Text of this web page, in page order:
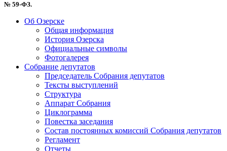
№ 59-ФЗ.
Об Озерске
Общая информация
История Озерска
Официальные символы
Фотогалерея
Собрание депутатов
Председатель Собрания депутатов
Тексты выступлений
Структура
Аппарат Собрания
Циклограмма
Повестка заседания
Состав постоянных комиссий Собрания депутатов
Регламент
Отчеты